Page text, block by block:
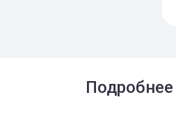
Подробнее